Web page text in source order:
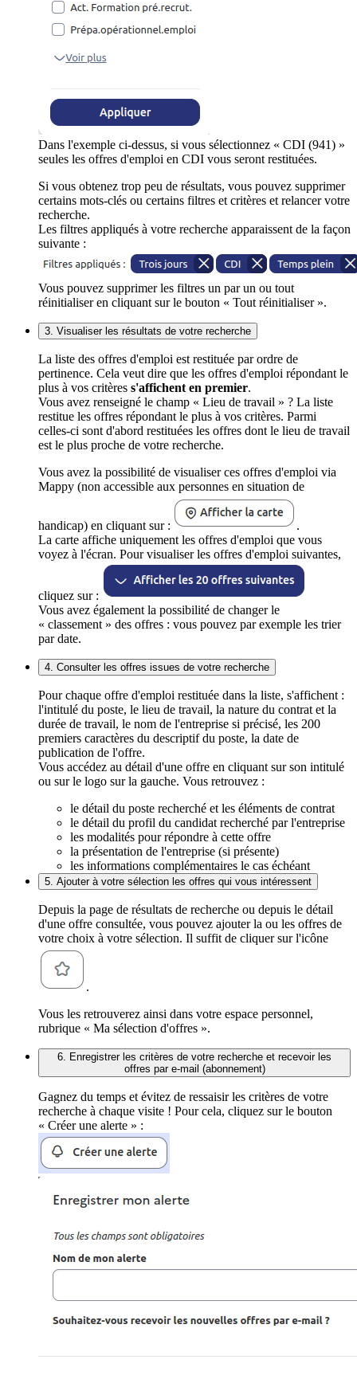
Dans l'exemple ci-dessus, si vous sélectionnez « CDI (941) »
seules les offres d'emploi en CDI vous seront restituées.
Si vous obtenez trop peu de résultats, vous pouvez supprimer
certains mots-clés ou certains filtres et critères et relancer votre
recherche.
Les filtres appliqués à votre recherche apparaissent de la façon
suivante :
Vous pouvez supprimer les filtres un par un ou tout
réinitialiser en cliquant sur le bouton « Tout réinitialiser ».
3. Visualiser les résultats de votre recherche
La liste des offres d'emploi est restituée par ordre de
pertinence. Cela veut dire que les offres d'emploi répondant le
plus à vos critères s'affichent en premier.
Vous avez renseigné le champ « Lieu de travail » ? La liste
restitue les offres répondant le plus à vos critères. Parmi
celles-ci sont d'abord restituées les offres dont le lieu de travail
est le plus proche de votre recherche.
Vous avez la possibilité de visualiser ces offres d'emploi via
Mappy (non accessible aux personnes en situation de
handicap) en cliquant sur :
.
La carte affiche uniquement les offres d'emploi que vous
voyez à l'écran. Pour visualiser les offres d'emploi suivantes,
cliquez sur :
Vous avez également la possibilité de changer le
« classement » des offres : vous pouvez par exemple les trier
par date.
4. Consulter les offres issues de votre recherche
Pour chaque offre d'emploi restituée dans la liste, s'affichent :
l'intitulé du poste, le lieu de travail, la nature du contrat et la
durée de travail, le nom de l'entreprise si précisé, les 200
premiers caractères du descriptif du poste, la date de
publication de l'offre.
Vous accédez au détail d'une offre en cliquant sur son intitulé
ou sur le logo sur la gauche. Vous retrouvez :
le détail du poste recherché et les éléments de contrat
le détail du profil du candidat recherché par l'entreprise
les modalités pour répondre à cette offre
la présentation de l'entreprise (si présente)
les informations complémentaires le cas échéant
5. Ajouter à votre sélection les offres qui vous intéressent
Depuis la page de résultats de recherche ou depuis le détail
d'une offre consultée, vous pouvez ajouter la ou les offres de
votre choix à votre sélection. Il suffit de cliquer sur l'icône
.
Vous les retrouverez ainsi dans votre espace personnel,
rubrique « Ma sélection d'offres ».
6. Enregistrer les critères de votre recherche et recevoir les
offres par e-mail (abonnement)
Gagnez du temps et évitez de ressaisir les critères de votre
recherche à chaque visite ! Pour cela, cliquez sur le bouton
« Créer une alerte » :